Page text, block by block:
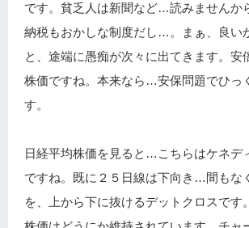
です。貧乏人は新聞など…読みませんか
納税もおかしな制度だし…。まぁ、良い
と、途端に愚痴が次々に出てきます。安
株価ですね。本来なら…安保問題でひっ
す。
日経平均株価を見ると…こちらはケネデ
ですね。既に２５日線は下向き…間もな
を、上から下に抜けるデットクロスです